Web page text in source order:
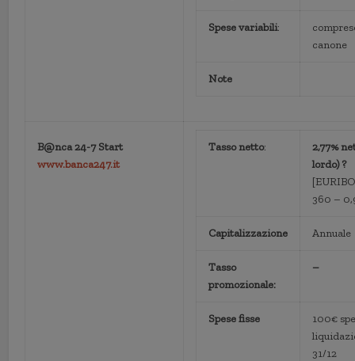
Spese variabili:
canone
Note
B@nca 24-7 Start
www.banca247.it
Tasso netto:
2,77%
lordo) ?
360 –
Capitalizzazione Annuale
Tasso
promozionale:
–
Spese fisse
100€
31/12